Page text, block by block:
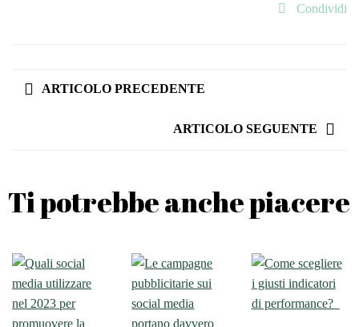
Condividi
ARTICOLO PRECEDENTE
ARTICOLO SEGUENTE
Ti potrebbe anche piacere